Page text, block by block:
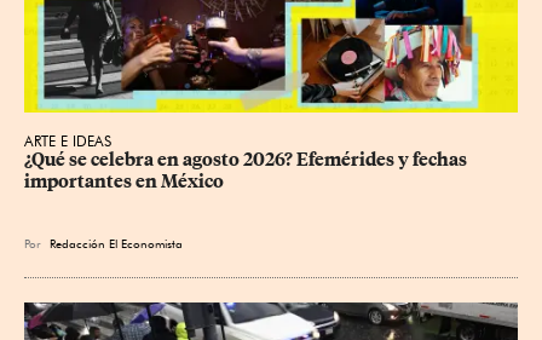
ARTE E IDEAS
¿Qué se celebra en agosto 2026? Efemérides y fechas
importantes en México
Por Redacción El Economista